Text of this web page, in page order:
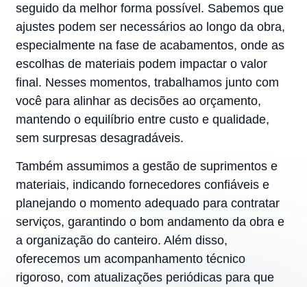
seguido da melhor forma possível. Sabemos que
ajustes podem ser necessários ao longo da obra,
especialmente na fase de acabamentos, onde as
escolhas de materiais podem impactar o valor
final. Nesses momentos, trabalhamos junto com
você para alinhar as decisões ao orçamento,
mantendo o equilíbrio entre custo e qualidade,
sem surpresas desagradáveis.
Também assumimos a gestão de suprimentos e
materiais, indicando fornecedores confiáveis e
planejando o momento adequado para contratar
serviços, garantindo o bom andamento da obra e
a organização do canteiro. Além disso,
oferecemos um acompanhamento técnico
rigoroso, com atualizações periódicas para que